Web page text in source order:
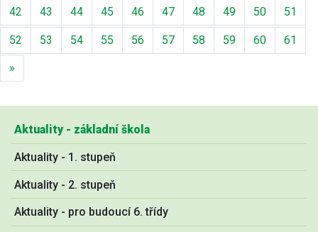
Aktuality - základní škola
Aktuality - 1. stupeň
Aktuality - 2. stupeň
Aktuality - pro budoucí 6. třídy
42 43 44 45 46 47 48 49 50 51
52 53 54 55 56 57 58 59 60 61
»